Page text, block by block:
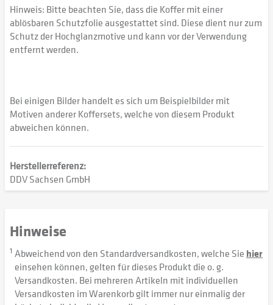
Hinweis: Bitte beachten Sie, dass die Koffer mit einer
ablösbaren Schutzfolie ausgestattet sind. Diese dient nur zum
Schutz der Hochglanzmotive und kann vor der Verwendung
entfernt werden.
Bei einigen Bilder handelt es sich um Beispielbilder mit
Motiven anderer Koffersets, welche von diesem Produkt
abweichen können.
Herstellerreferenz:
DDV Sachsen GmbH
Hinweise
1 Abweichend von den Standardversandkosten, welche Sie hier
einsehen können, gelten für dieses Produkt die o. g.
Versandkosten. Bei mehreren Artikeln mit individuellen
Versandkosten im Warenkorb gilt immer nur einmalig der